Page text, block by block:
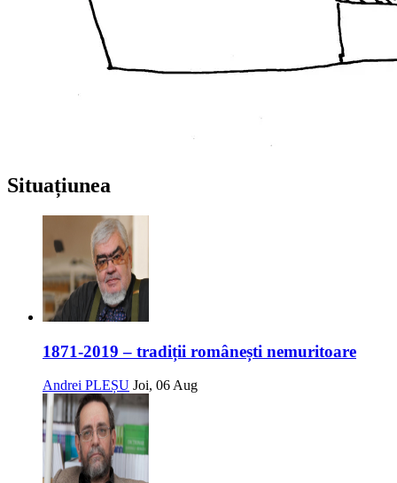
Situațiunea
1871-2019 – tradiții românești nemuritoare
Andrei PLEȘU Joi, 06 Aug